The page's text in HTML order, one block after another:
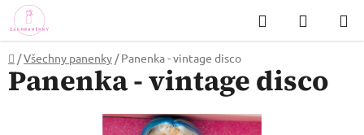
Přejít
na
obsah
Hledat
KOŠÍK
Domů
/Všechny panenky / Panenka - vintage disco
Panenka - vintage disco